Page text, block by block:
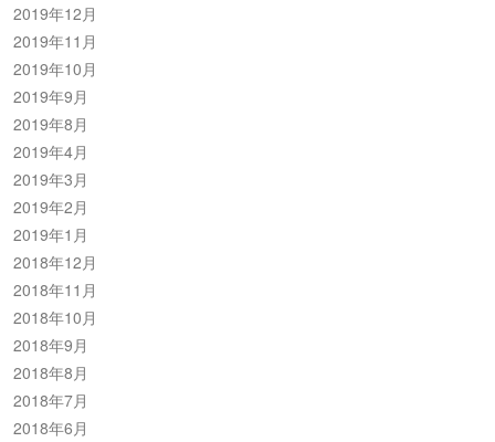
2019年12月
2019年11月
2019年10月
2019年9月
2019年8月
2019年4月
2019年3月
2019年2月
2019年1月
2018年12月
2018年11月
2018年10月
2018年9月
2018年8月
2018年7月
2018年6月